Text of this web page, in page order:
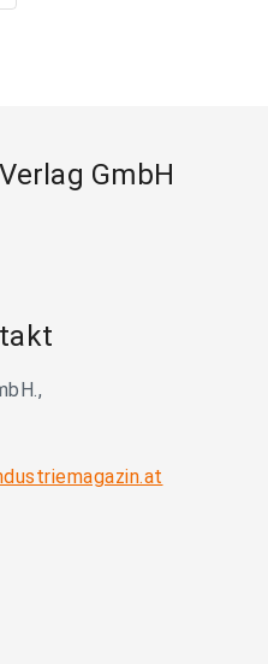
GmbH